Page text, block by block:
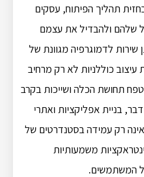
תהליך הפיתוח, עסקים
שלהם ולהבדיל את עצמם
לדמוגרפיה מגוונת של
כוללניות לא רק מרחיב
תחושת הכלה ושייכות בקרב
בניית אפליקציות ואתרי
רק עמידה בסטנדרטים של
משמעותיות
המשתמשים.